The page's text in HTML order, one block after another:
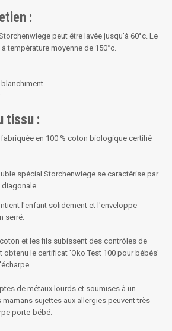
:
peut être lavée jusqu'à 60°c. Le
température moyenne de 150°c.
tissu :
en 100 % coton biologique certifié
spécial Storchenwiege se caractérise par
diagonale.
l'enfant solidement et l'enveloppe
serré.
et les fils subissent des contrôles de
obtenu le certificat 'Oko Test 100 pour bébés'
de métaux lourds et soumises à un
sujettes aux allergies peuvent très
porte-bébé.